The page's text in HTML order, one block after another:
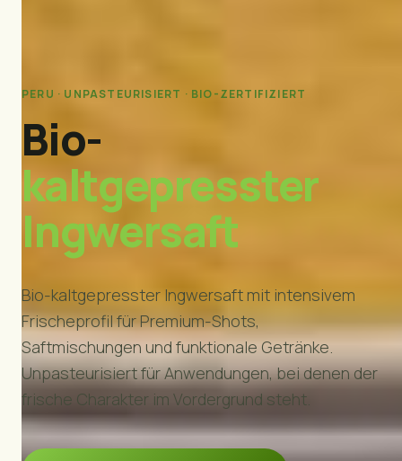
PERU · UNPASTEURISIERT · BIO-ZERTIFIZIERT
Bio-
kaltgepresster
Ingwersaft
Bio-kaltgepresster Ingwersaft mit intensivem
Frischeprofil für Premium-Shots,
Saftmischungen und funktionale Getränke.
Unpasteurisiert für Anwendungen, bei denen der
frische Charakter im Vordergrund steht.